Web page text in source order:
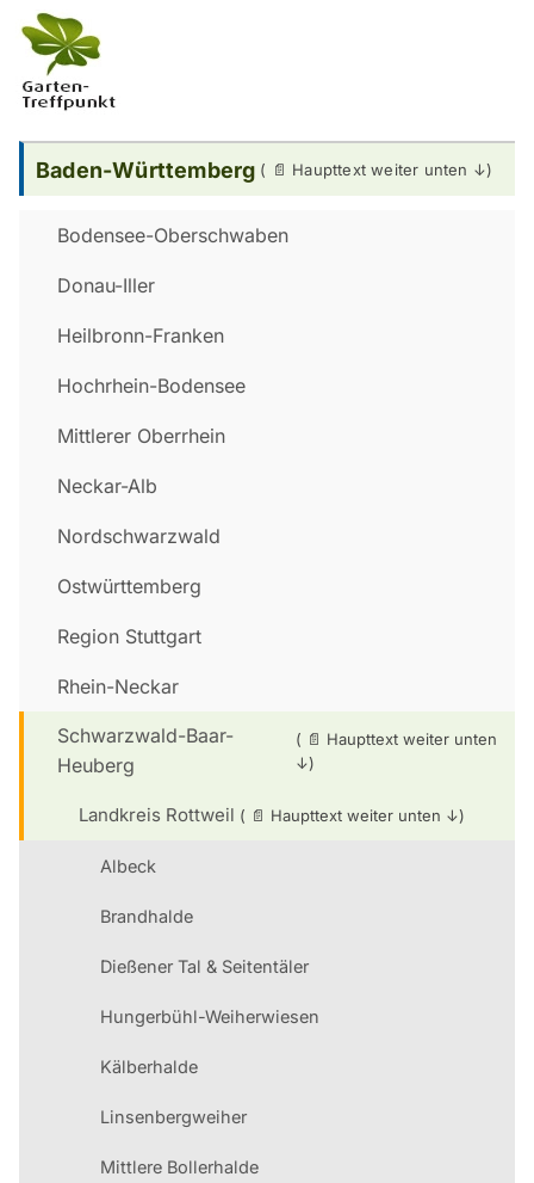
Baden-Württemberg
Bodensee-Oberschwaben
Donau-Iller
Heilbronn-Franken
Hochrhein-Bodensee
Mittlerer Oberrhein
Neckar-Alb
Nordschwarzwald
Ostwürttemberg
Region Stuttgart
Rhein-Neckar
Schwarzwald-Baar-
Heuberg
Landkreis Rottweil
Albeck
Brandhalde
Dießener Tal & Seitentäler
Hungerbühl-Weiherwiesen
Kälberhalde
Linsenbergweiher
Mittlere Bollerhalde